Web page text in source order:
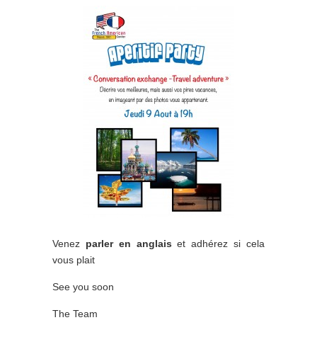
Venez parler en anglais et adhérez si cela
vous plait
See you soon
The Team